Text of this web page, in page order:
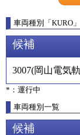
車両種別 「KURO 」
候補
3007(岡山電気
*：運行中
車両種別一覧
候補